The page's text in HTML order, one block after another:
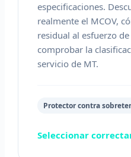
especificaciones.
realmente el MCOV,
residual al esfuerzo
comprobar la
servicio de MT.
Protector contra
Seleccionar